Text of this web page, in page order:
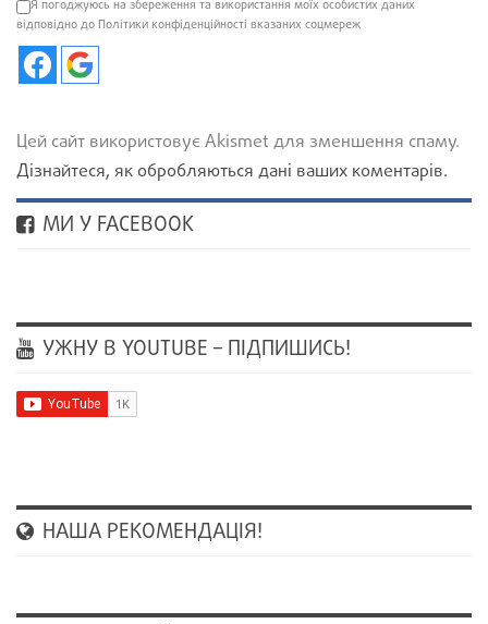
Я погоджуюсь на збереження та використання моїх особистих даних
відповідно до Політики конфіденційності вказаних соцмереж
Цей сайт використовує Akismet для зменшення спаму.
Дізнайтеся, як обробляються дані ваших коментарів.
МИ У FACEBOOK
УЖНУ В YOUTUBE – ПІДПИШИСЬ!
НАША РЕКОМЕНДАЦІЯ!